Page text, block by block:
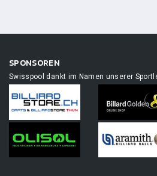
SPONSOREN
Swisspool dankt im Namen unserer